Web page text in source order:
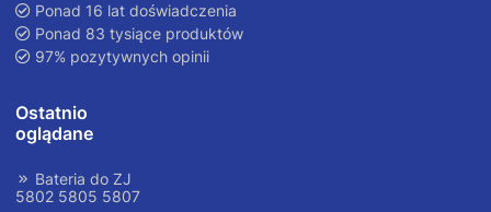
Ponad 16 lat doświadczenia
Ponad 83 tysiące produktów
97% pozytywnych opinii
Ostatnio
oglądane
Bateria do ZJ
5802 5805 5807